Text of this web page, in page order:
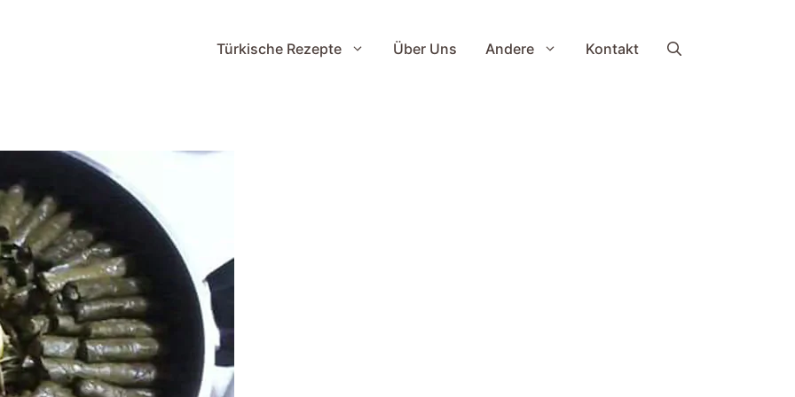
Türkische Rezepte Über Uns Andere Kontakt